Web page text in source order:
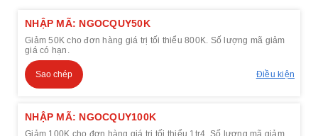
NHẬP MÃ: NGOCQUY50K
Giảm 50K cho đơn hàng giá trị tối thiểu 800K. Số lượng mã giảm
giá có hạn.
Sao chép Điều kiện
NHẬP MÃ: NGOCQUY100K